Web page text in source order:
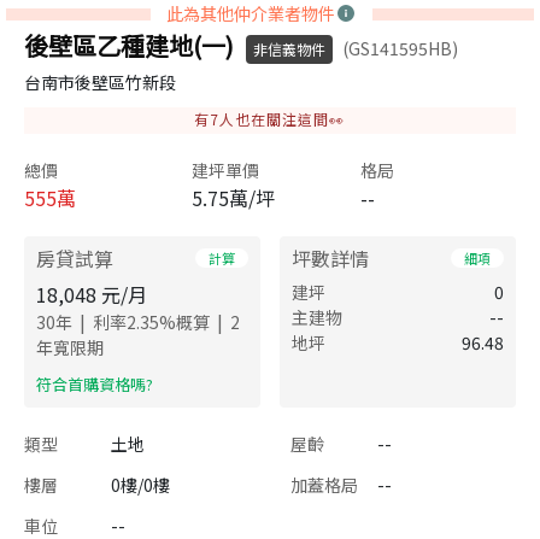
此為其他仲介業者物件
後壁區乙種建地(一) 非信義物件
(GS141595HB)
台南市後壁區竹新段
有7人也在關注這間👀
總價
555萬
建坪單價
5.75萬/坪
格局
--
房貸試算 計算
18,048 元/月
30年 | 利率2.35%概算 | 2
年寬限期
​符合首購資格嗎?
坪數詳情 細項
建坪
0
主建物
--
地坪
96.48
類型 土地 屋齡
--
樓層
0樓/0樓 加蓋格局
--
車位
--